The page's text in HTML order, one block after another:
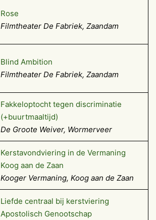
Rose
Filmtheater De Fabriek, Zaandam
Blind Ambition
Filmtheater De Fabriek, Zaandam
Fakkeloptocht tegen discriminatie
(+buurtmaaltijd)
De Groote Weiver, Wormerveer
Kerstavondviering in de Vermaning
Koog aan de Zaan
Kooger Vermaning, Koog aan de Zaan
Liefde centraal bij kerstviering
Apostolisch Genootschap